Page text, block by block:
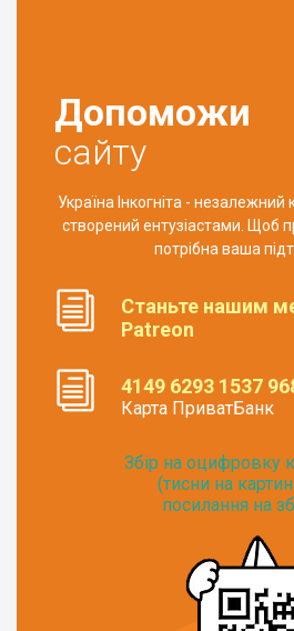
Допоможи
сайту
Україна Інкогніта -
створений ентузіастами. Щоб
потрібна ваша
Станьте нашим
Patreon
4149 6293 1537
Карта ПриватБанк
Збір на оцифровку
(тисни на
посилання на